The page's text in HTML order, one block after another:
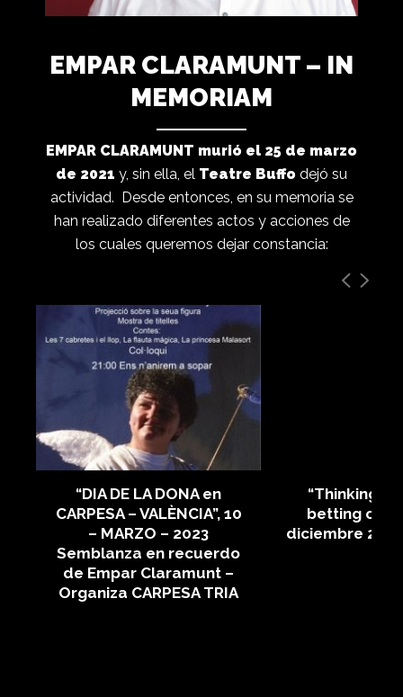
EMPAR CLARAMUNT – IN
MEMORIAM
EMPAR CLARAMUNT murió el 25 de marzo
de 2021 y, sin ella, el Teatre Buffo dejó su
actividad. Desde entonces, en su memoria se
han realizado diferentes actos y acciones de
los cuales queremos dejar constancia:
“DIA DE LA DONA en
CARPESA – VALÈNCIA”, 10
– MARZO – 2023
Semblanza en recuerdo
de Empar Claramunt –
Organiza CARPESA TRIA
“Thinking
betting on
diciembre 2022